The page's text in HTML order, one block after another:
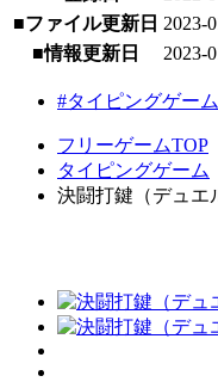
■ファイル更新日 2023-
■情報更新日
2023-
#タイピングゲーム
フリーゲームTOP
タイピングゲーム
決闘打鍵（デュエ